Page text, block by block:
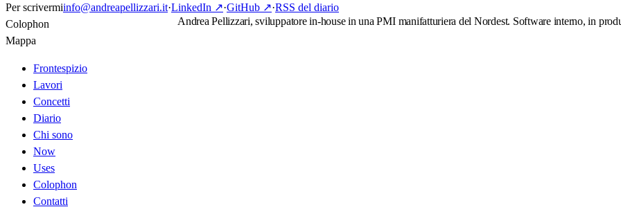
Per scrivermiinfo@andreapellizzari.it·LinkedIn ↗·GitHub ↗·RSS del diario
Colophon
Andrea Pellizzari, sviluppatore in-house in una PMI manifatturiera del Nordest. Software interno, in
Mappa
Frontespizio
Lavori
Concetti
Diario
Chi sono
Now
Uses
Colophon
Contatti